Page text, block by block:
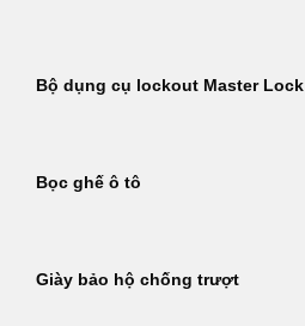
Bộ dụng cụ lockout Master Lock
Bọc ghế ô tô
Giày bảo hộ chống trượt